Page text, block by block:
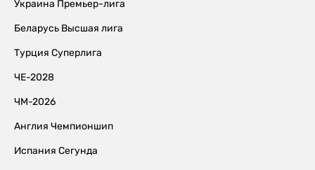
Украина Премьер-лига
Беларусь Высшая лига
Турция Суперлига
ЧЕ-2028
ЧМ-2026
Англия Чемпионшип
Испания Сегунда